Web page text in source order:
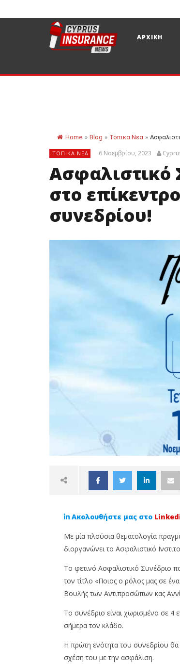
ΑΡΧΙΚΗ
Home » Blog » Τοπικα Νεα »
ΤΟΠΙΚΑ ΝΕΑ 6 Νοεμβρίου, 2023
Ασφαλιστικό
στο
συνεδρίου!
NOW VIEWING
Ασφαλιστικό Συνέδριο: ESG
και Ασφάλιση στο επίκεντρο
της 1ης ενότητας του
συνεδρίου!
Νοεμβρίου,
2023
Cyprus
Ακολουθήστε μας στο
Με μία πλούσια θεματολογία
διοργανώνει το Ασφαλιστικό
Το φετινό Ασφαλιστικό Συνέδριο
τον τίτλο «Ποιος ο ρόλος μας σε
Βουλής των Αντιπροσώπων κας
Το συνέδριο είναι χωρισμένο σε 4
σήμερα τον κλάδο.
H πρώτη ενότητα του συνεδρίου
σχέση του με την ασφάλιση.